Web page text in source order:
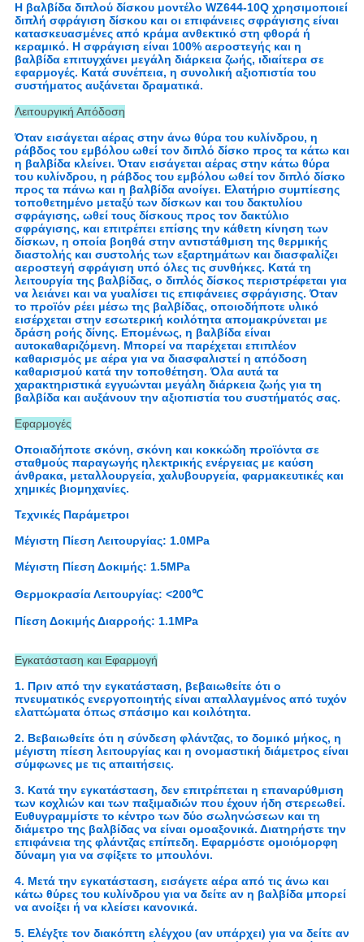
Η βαλβίδα διπλού δίσκου μοντέλο WZ644-10Q χρησιμοποιεί
διπλή σφράγιση δίσκου και οι επιφάνειες σφράγισης είναι
κατασκευασμένες από κράμα ανθεκτικό στη φθορά ή
κεραμικό. Η σφράγιση είναι 100% αεροστεγής και η
βαλβίδα επιτυγχάνει μεγάλη διάρκεια ζωής, ιδιαίτερα σε
εφαρμογές. Κατά συνέπεια, η συνολική αξιοπιστία του
συστήματος αυξάνεται δραματικά.
Λειτουργική Απόδοση
Όταν εισάγεται αέρας στην άνω θύρα του κυλίνδρου, η
ράβδος του εμβόλου ωθεί τον διπλό δίσκο προς τα κάτω και
η βαλβίδα κλείνει. Όταν εισάγεται αέρας στην κάτω θύρα
του κυλίνδρου, η ράβδος του εμβόλου ωθεί τον διπλό δίσκο
προς τα πάνω και η βαλβίδα ανοίγει. Ελατήριο συμπίεσης
τοποθετημένο μεταξύ των δίσκων και του δακτυλίου
σφράγισης, ωθεί τους δίσκους προς τον δακτύλιο
σφράγισης, και επιτρέπει επίσης την κάθετη κίνηση των
δίσκων, η οποία βοηθά στην αντιστάθμιση της θερμικής
διαστολής και συστολής των εξαρτημάτων και διασφαλίζει
αεροστεγή σφράγιση υπό όλες τις συνθήκες. Κατά τη
λειτουργία της βαλβίδας, ο διπλός δίσκος περιστρέφεται για
να λειάνει και να γυαλίσει τις επιφάνειες σφράγισης. Όταν
το προϊόν ρέει μέσω της βαλβίδας, οποιοδήποτε υλικό
εισέρχεται στην εσωτερική κοιλότητα απομακρύνεται με
δράση ροής δίνης. Επομένως, η βαλβίδα είναι
αυτοκαθαριζόμενη. Μπορεί να παρέχεται επιπλέον
καθαρισμός με αέρα για να διασφαλιστεί η απόδοση
καθαρισμού κατά την τοποθέτηση. Όλα αυτά τα
χαρακτηριστικά εγγυώνται μεγάλη διάρκεια ζωής για τη
βαλβίδα και αυξάνουν την αξιοπιστία του συστήματός σας.
Εφαρμογές
Οποιαδήποτε σκόνη, σκόνη και κοκκώδη προϊόντα σε
σταθμούς παραγωγής ηλεκτρικής ενέργειας με καύση
άνθρακα, μεταλλουργεία, χαλυβουργεία, φαρμακευτικές και
χημικές βιομηχανίες.
Τεχνικές Παράμετροι
Μέγιστη Πίεση Λειτουργίας: 1.0MPa
Μέγιστη Πίεση Δοκιμής: 1.5MPa
Θερμοκρασία Λειτουργίας: <200℃
Πίεση Δοκιμής Διαρροής: 1.1MPa
Εγκατάσταση και Εφαρμογή
1. Πριν από την εγκατάσταση, βεβαιωθείτε ότι ο
πνευματικός ενεργοποιητής είναι απαλλαγμένος από τυχόν
ελαττώματα όπως σπάσιμο και κοιλότητα.
2. Βεβαιωθείτε ότι η σύνδεση φλάντζας, το δομικό μήκος, η
μέγιστη πίεση λειτουργίας και η ονομαστική διάμετρος είναι
σύμφωνες με τις απαιτήσεις.
3. Κατά την εγκατάσταση, δεν επιτρέπεται η επαναρύθμιση
των κοχλιών και των παξιμαδιών που έχουν ήδη στερεωθεί.
Ευθυγραμμίστε το κέντρο των δύο σωληνώσεων και τη
διάμετρο της βαλβίδας να είναι ομοαξονικά. Διατηρήστε την
επιφάνεια της φλάντζας επίπεδη. Εφαρμόστε ομοιόμορφη
δύναμη για να σφίξετε το μπουλόνι.
4. Μετά την εγκατάσταση, εισάγετε αέρα από τις άνω και
κάτω θύρες του κυλίνδρου για να δείτε αν η βαλβίδα μπορεί
να ανοίξει ή να κλείσει κανονικά.
5. Ελέγξτε τον διακόπτη ελέγχου (αν υπάρχει) για να δείτε αν